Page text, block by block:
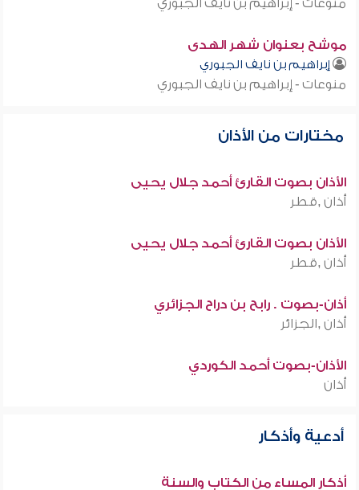
منوعات - إبراهيم بن نايف الجبوري
موشح بعنوان شهر الهدى
إبراهيم بن نايف الجبوري
منوعات - إبراهيم بن نايف الجبوري
مختارات من الأذان
الأذان بصوت القارئ أحمد جلال يحيى
أذان ,قطر
الأذان بصوت القارئ أحمد جلال يحيى
أذان ,قطر
أذان-بصوت . رابح بن دراح الجزائري
أذان ,الجزائر
الأذان-بصوت أحمد الكوردي
أذان
أدعية وأذكار
أذكار المساء من الكتاب والسنة